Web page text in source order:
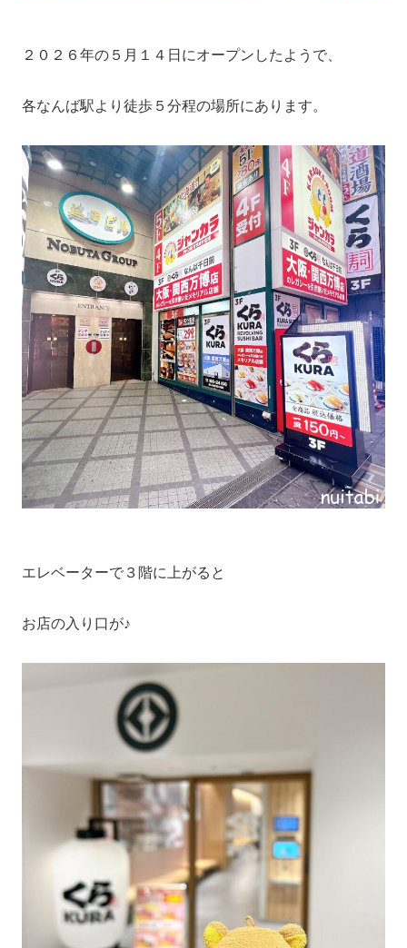
２０２６年の５月１４日にオープンしたようで、
各なんば駅より徒歩５分程の場所にあります。
エレベーターで３階に上がると
お店の入り口が♪